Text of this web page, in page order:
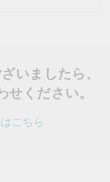
いましたら、
せください。
こちら